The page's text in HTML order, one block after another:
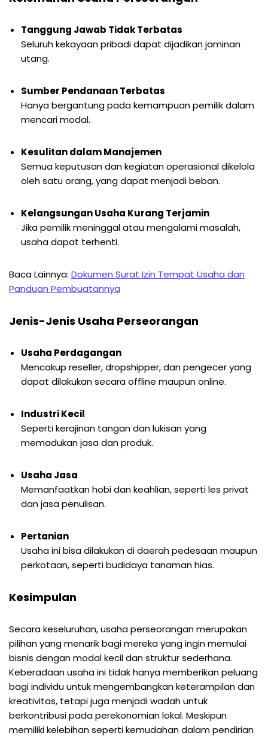
Tanggung Jawab Tidak Terbatas
Seluruh kekayaan pribadi dapat dijadikan jaminan
utang.
Sumber Pendanaan Terbatas
Hanya bergantung pada kemampuan pemilik dalam
mencari modal.
Kesulitan dalam Manajemen
Semua keputusan dan kegiatan operasional dikelola
oleh satu orang, yang dapat menjadi beban.
Kelangsungan Usaha Kurang Terjamin
Jika pemilik meninggal atau mengalami masalah,
usaha dapat terhenti.
Baca Lainnya: Dokumen Surat Izin Tempat Usaha dan
Panduan Pembuatannya
Jenis-Jenis Usaha Perseorangan
Usaha Perdagangan
Mencakup reseller, dropshipper, dan pengecer yang
dapat dilakukan secara offline maupun online.
Industri Kecil
Seperti kerajinan tangan dan lukisan yang
memadukan jasa dan produk.
Usaha Jasa
Memanfaatkan hobi dan keahlian, seperti les privat
dan jasa penulisan.
Pertanian
Usaha ini bisa dilakukan di daerah pedesaan maupun
perkotaan, seperti budidaya tanaman hias.
Kesimpulan
Secara keseluruhan, usaha perseorangan merupakan
pilihan yang menarik bagi mereka yang ingin memulai
bisnis dengan modal kecil dan struktur sederhana.
Keberadaan usaha ini tidak hanya memberikan peluang
bagi individu untuk mengembangkan keterampilan dan
kreativitas, tetapi juga menjadi wadah untuk
berkontribusi pada perekonomian lokal. Meskipun
memiliki kelebihan seperti kemudahan dalam pendirian